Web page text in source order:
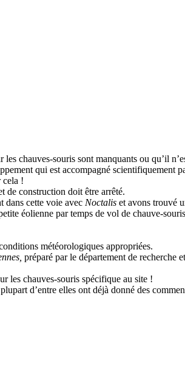
chauves-souris sont manquants ou qu’il
qui est accompagné scientifiquement
cela !
de construction doit être arrêté.
dans cette voie avec Noctalis et avons trouvé
éolienne par temps de vol de chauve-
météorologiques appropriées.
préparé par le département de recherche
les chauves-souris spécifique au site !
d’entre elles ont déjà donné des